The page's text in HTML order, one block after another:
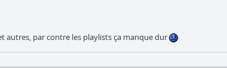
autres, par contre les playlists ça manque dur